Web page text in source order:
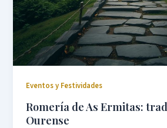
Eventos y Festividades
Romería de As Ermitas:
Ourense